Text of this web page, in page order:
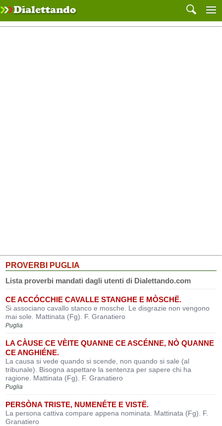
PROVERBI PUGLIA
Lista proverbi mandati dagli utenti di Dialettando.com
CE ACCÓCCHIE CAVALLE STANGHE E MÒSCHË.
Si associano cavallo stanco e mosche. Le disgrazie non vengono
mai sole. Mattinata (Fg). F. Granatiero
Puglia
LA CÀUSE CE VÈITE QUANNE CE ASCÉNNE, NÒ QUANNE
CE ANGHIÉNE.
La causa si vede quando si scende, non quando si sale (al
tribunale). Bisogna aspettare la sentenza per sapere chi ha
ragione. Mattinata (Fg). F. Granatiero
Puglia
PERSÒNA TRISTE, NUMENÉTE E VISTË.
La persona cattiva compare appena nominata. Mattinata (Fg). F.
Granatiero